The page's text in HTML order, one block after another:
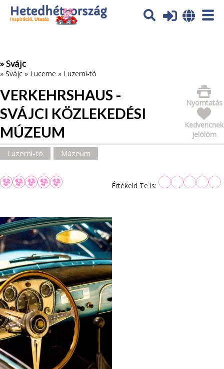
Az oldal sütiket (cookies) használ. További tájékoztatás itt:
Adatvédelmi tájékoztató
» Svájc
» Svájc » Lucerne » Luzerni-tó
VERKEHRSHAUS -
SVÁJCI KÖZLEKEDÉSI
MÚZEUM
Nyomtatás
Kedvencnek
jelölöm
Luzerni-tó Múzeum
Értékeld Te is: